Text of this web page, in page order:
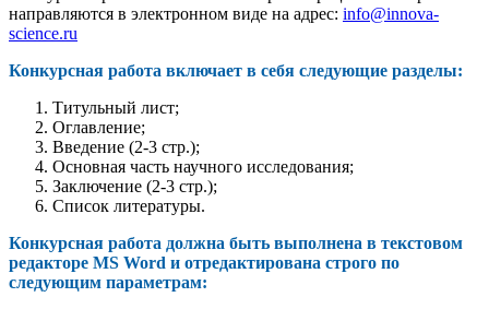
направляются в электронном виде на адрес: info@innova-
science.ru
Конкурсная работа включает в себя следующие разделы:
Титульный лист;
Оглавление;
Введение (2-3 стр.);
Основная часть научного исследования;
Заключение (2-3 стр.);
Список литературы.
Конкурсная работа должна быть выполнена в текстовом
редакторе MS Word и отредактирована строго по
следующим параметрам: